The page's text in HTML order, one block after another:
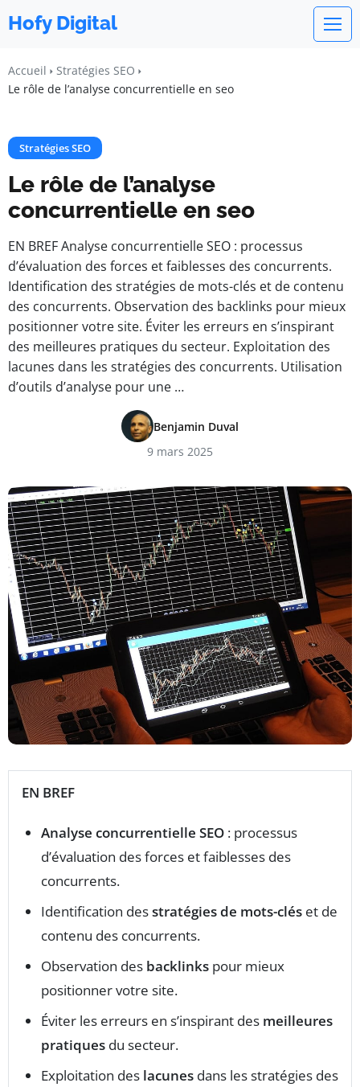
Hofy Digital
Accueil
Stratégies SEO
Le rôle de l’analyse concurrentielle en seo
Stratégies SEO
Le rôle de l’analyse
concurrentielle en seo
EN BREF Analyse concurrentielle SEO : processus
d’évaluation des forces et faiblesses des concurrents.
Identification des stratégies de mots-clés et de contenu
des concurrents. Observation des backlinks pour mieux
positionner votre site. Éviter les erreurs en s’inspirant
des meilleures pratiques du secteur. Exploitation des
lacunes dans les stratégies des concurrents. Utilisation
d’outils d’analyse pour une …
Benjamin Duval
9 mars 2025
EN BREF
Analyse concurrentielle SEO : processus
d’évaluation des forces et faiblesses des
concurrents.
Identification desstratégies de mots-clés et de
contenu des concurrents.
Observation des backlinks pour mieux
positionner votre site.
Éviter les erreurs en s’inspirant des meilleures
pratiques du secteur.
Exploitation des lacunes dans les stratégies des